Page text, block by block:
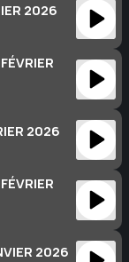
2026
2026
2026